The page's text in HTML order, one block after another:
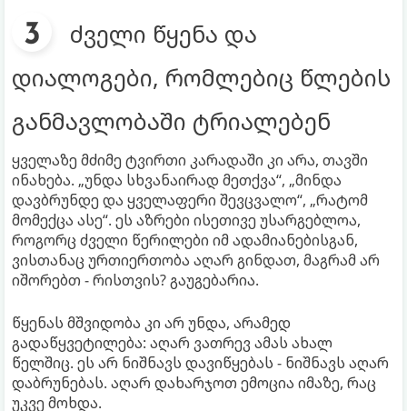
ძველი წყენა და
დიალოგები, რომლებიც წლების
განმავლობაში ტრიალებენ
ყველაზე მძიმე ტვირთი კარადაში კი არა, თავში
ინახება. „უნდა სხვანაირად მეთქვა“, „მინდა
დავბრუნდე და ყველაფერი შევცვალო“, „რატომ
მომექცა ასე“. ეს აზრები ისეთივე უსარგებლოა,
როგორც ძველი წერილები იმ ადამიანებისგან,
ვისთანაც ურთიერთობა აღარ გინდათ, მაგრამ არ
იშორებთ - რისთვის? გაუგებარია.
წყენას მშვიდობა კი არ უნდა, არამედ
გადაწყვეტილება: აღარ ვათრევ ამას ახალ
წელშიც. ეს არ ნიშნავს დავიწყებას - ნიშნავს აღარ
დაბრუნებას. აღარ დახარჯოთ ემოცია იმაზე, რაც
უკვე მოხდა.